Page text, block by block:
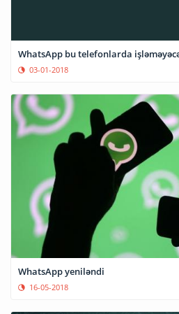
WhatsApp bu telefonlarda
03-01-2018
WhatsApp yeniləndi
16-05-2018